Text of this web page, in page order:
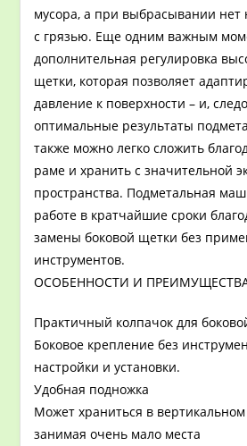
мусора, а при выбрасывании нет
с грязью. Еще одним важным
дополнительная регулировка
щетки, которая позволяет
давление к поверхности – и,
оптимальные результаты
также можно легко сложить
раме и хранить с значительной
пространства. Подметальная
работе в кратчайшие сроки
замены боковой щетки без
инструментов.
ОСОБЕННОСТИ И
Практичный колпачок для
Боковое крепление без
настройки и установки.
Удобная подножка
Может храниться в
занимая очень мало места